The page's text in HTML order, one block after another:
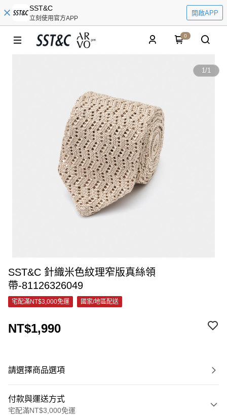
SST&C
立刻使用官方APP
開啟APP
0
1/1
SST&C 針織米色紋理窄版真絲領
帶-81126326049
宅配滿NT$3,000免運 國家/地區配送
NT$1,990
請選擇商品選項
付款與運送方式
宅配滿NT$3,000免運